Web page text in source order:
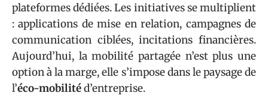
plateformes dédiées. Les initiatives se multiplient
: applications de mise en relation, campagnes de
communication ciblées, incitations financières.
Aujourd’hui, la mobilité partagée n’est plus une
option à la marge, elle s’impose dans le paysage de
l’éco-mobilitéd’entreprise.